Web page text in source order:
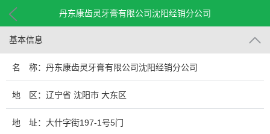
丹东康齿灵牙膏有限公司沈阳经销分公司
基本信息
名 称：丹东康齿灵牙膏有限公司沈阳经销分公司
地 区：辽宁省 沈阳市 大东区
地 址：大什字街197-1号5门